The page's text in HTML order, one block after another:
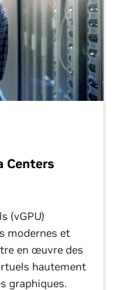
Centers
(vGPU)
modernes et
en œuvre des
hautement
graphiques.